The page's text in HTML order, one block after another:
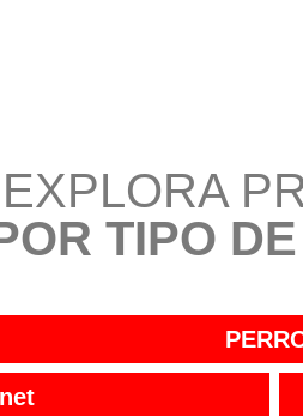
EXPLORA
TIPO